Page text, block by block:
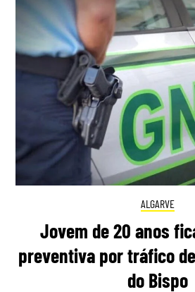
ALGARVE
Jovem de 20 anos
preventiva por tráfico
do Bispo